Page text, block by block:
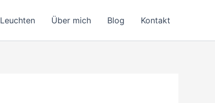
Leuchten Über mich Blog Kontakt